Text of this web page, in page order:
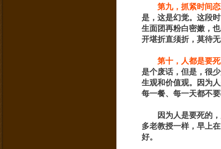
第九，抓紧时间
是，这是幻觉。这段
生面团再粉白密嫩，
开堪折直须折，莫待
第十，人都是要
是个废话，但是，很
生观和价值观。因为
每一餐、每一天都不
因为人是要死的
多老教授一样，早上
好。